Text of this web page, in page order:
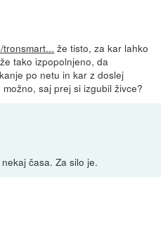
že tisto, za kar lahko
tako izpopolnjeno, da
po netu in kar z doslej
saj prej si izgubil živce?
časa. Za silo je.